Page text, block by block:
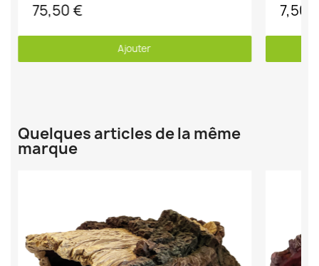
75,50 €
Ajouter
7,50
Quelques articles de la même
marque